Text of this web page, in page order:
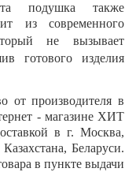
подушка также
из современного
не вызывает
готового изделия
от производителя в
- магазине ХИТ
в г. Москва,
Беларуси.
в пункте выдачи